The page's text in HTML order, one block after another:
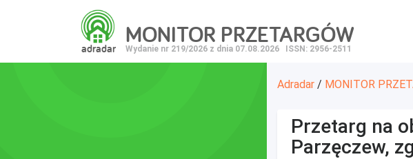
adradar
MONITOR PRZETARGÓW
Wydanie nr 219/2026 z dnia 07.08.2026 ISSN: 2956-2511
Adradar / MONITOR
Przetarg na
Parzęczew,